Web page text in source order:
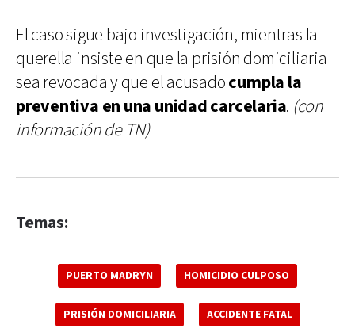
El caso sigue bajo investigación, mientras la
querella insiste en que la prisión domiciliaria
sea revocada y que el acusadocumpla la
preventiva en una unidad carcelaria. (con
información de TN)
Temas:
PUERTO MADRYN HOMICIDIO CULPOSO
PRISIÓN DOMICILIARIA ACCIDENTE FATAL